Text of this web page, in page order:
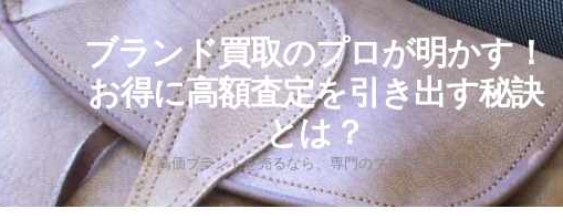
ブランド買取のプロが明かす！
お得に高額査定を引き出す秘訣
とは？
高価ブランドを売るなら、専門のプロにお任せ！